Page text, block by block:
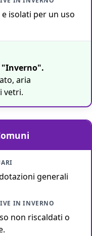
isolati per un uso
"Inverno".
aria
vetri.
generali
non riscaldati o